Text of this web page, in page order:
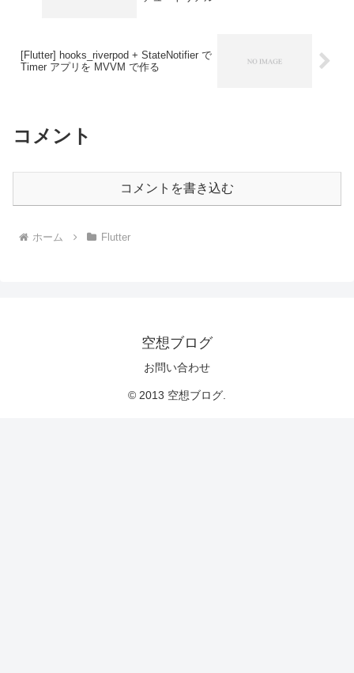
[Flutter] hooks_riverpod + StateNotifier で
Timer アプリを MVVM で作る
コメント
コメントを書き込む
ホーム Flutter
空想ブログ
お問い合わせ
© 2013 空想ブログ.